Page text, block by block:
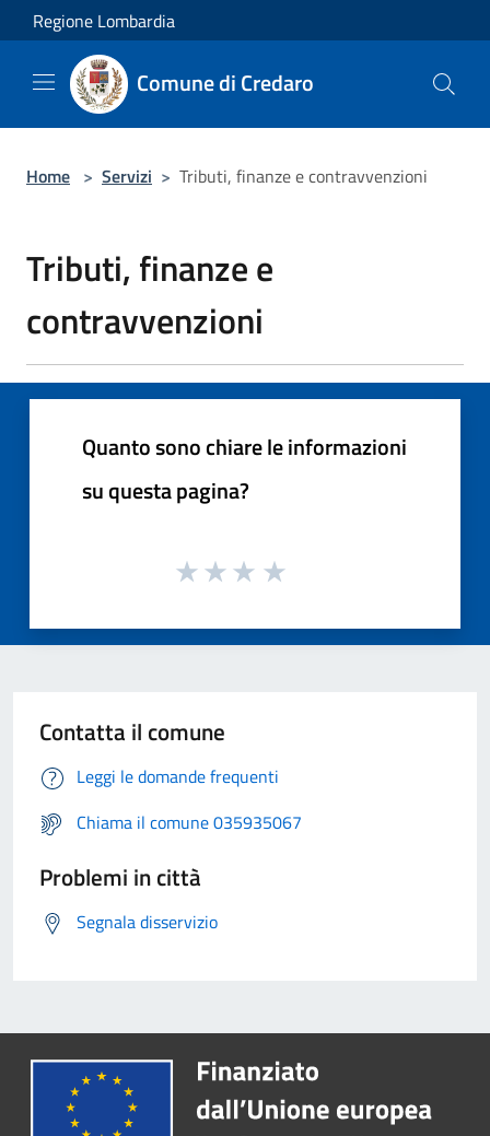
Salta al contenuto principale
Regione Lombardia
Comune di Credaro
Home > Servizi > Tributi, finanze e contravvenzioni
Tributi, finanze e
contravvenzioni
Quanto sono chiare le informazioni
su questa pagina?
Contatta il comune
Leggi le domande frequenti
Chiama il comune 035935067
Problemi in città
Segnala disservizio